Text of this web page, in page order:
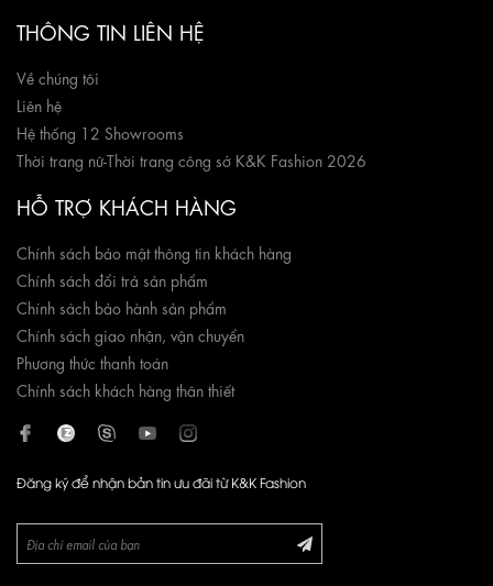
THÔNG TIN LIÊN HỆ
Về chúng tôi
Liên hệ
Hệ thống 12 Showrooms
Thời trang nữ-Thời trang công sở K&K Fashion 2026
HỖ TRỢ KHÁCH HÀNG
Chính sách bảo mật thông tin khách hàng
Chính sách đổi trả sản phẩm
Chính sách bảo hành sản phẩm
Chính sách giao nhận, vận chuyển
Phương thức thanh toán
Chính sách khách hàng thân thiết
Đăng ký để nhận bản tin ưu đãi từ K&K Fashion